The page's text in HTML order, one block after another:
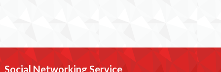
Social Networking Service